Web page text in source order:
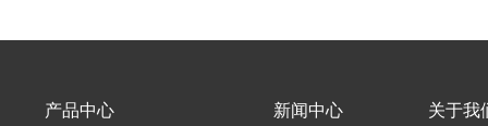
产品中心 新闻中心 关于我